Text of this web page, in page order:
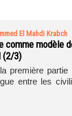
El Mahdi Krabch
comme modèle
(2/3)
première
entre les